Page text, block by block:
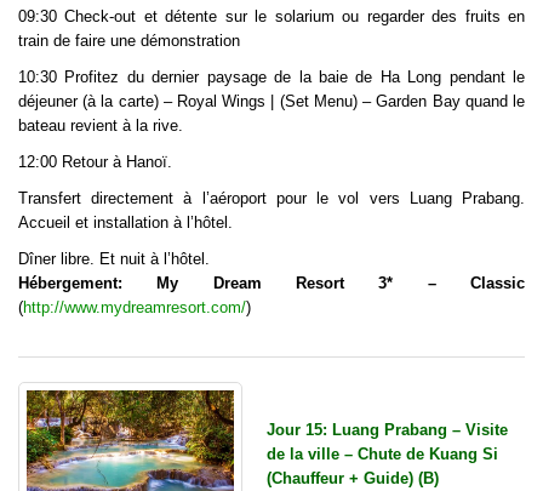
09:30 Check-out et détente sur le solarium ou regarder des fruits en
train de faire une démonstration
10:30 Profitez du dernier paysage de la baie de Ha Long pendant le
déjeuner (à la carte) – Royal Wings | (Set Menu) – Garden Bay quand le
bateau revient à la rive.
12:00 Retour à Hanoï.
Transfert directement à l’aéroport pour le vol vers Luang Prabang.
Accueil et installation à l’hôtel.
Dîner libre. Et nuit à l’hôtel.
Hébergement: My Dream Resort 3* – Classic
(http://www.mydreamresort.com/)
Jour 15: Luang Prabang – Visite
de la ville – Chute de Kuang Si
(Chauffeur + Guide) (B)